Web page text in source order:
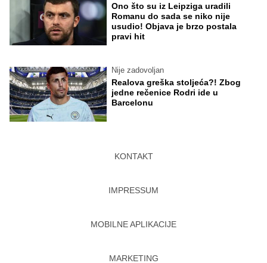
Ono što su iz Leipziga uradili
Romanu do sada se niko nije
usudio! Objava je brzo postala
pravi hit
Nije zadovoljan
Realova greška stoljeća?! Zbog
jedne rečenice Rodri ide u
Barcelonu
KONTAKT
IMPRESSUM
MOBILNE APLIKACIJE
MARKETING